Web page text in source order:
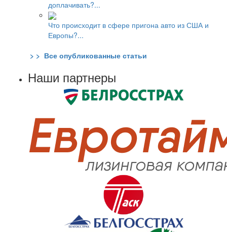
доплачивать?...
Что происходит в сфере пригона авто из США и
Европы?...
> > Все опубликованные статьи
Наши партнеры